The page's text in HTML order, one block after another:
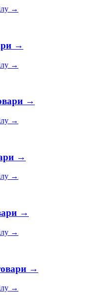
→
→
→
→
→
→
→
→
→
→
→